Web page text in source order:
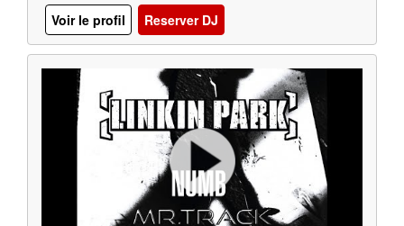
Voir le profil
Reserver DJ